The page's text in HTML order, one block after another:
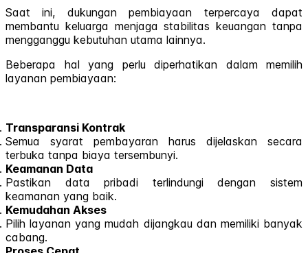
Saat ini, dukungan pembiayaan terpercaya dapat
membantu keluarga menjaga stabilitas keuangan tanpa
mengganggu kebutuhan utama lainnya.
Beberapa hal yang perlu diperhatikan dalam memilih
layanan pembiayaan:
Transparansi Kontrak
Semua syarat pembayaran harus dijelaskan secara
terbuka tanpa biaya tersembunyi.
Keamanan Data
Pastikan data pribadi terlindungi dengan sistem
keamanan yang baik.
Kemudahan Akses
Pilih layanan yang mudah dijangkau dan memiliki banyak
cabang.